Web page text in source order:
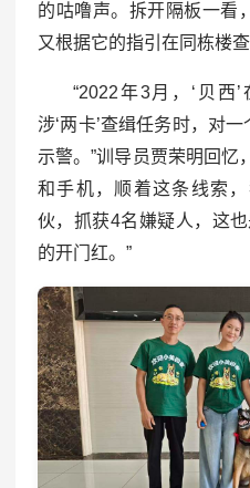
的咕噜声。拆开隔板一看
又根据它的指引在同栋楼
“2022年3月，‘贝西
涉‘两卡’查缉任务时，对
示警。”训导员贾荣明回忆
和手机，顺着这条线索
伙，抓获4名嫌疑人，这
的开门红。”